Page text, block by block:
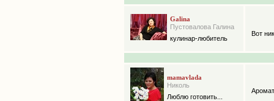
Galina
Пустовалова Галина
кулинар-любитель
Вот
mamavlada
Николь
Люблю готовить...